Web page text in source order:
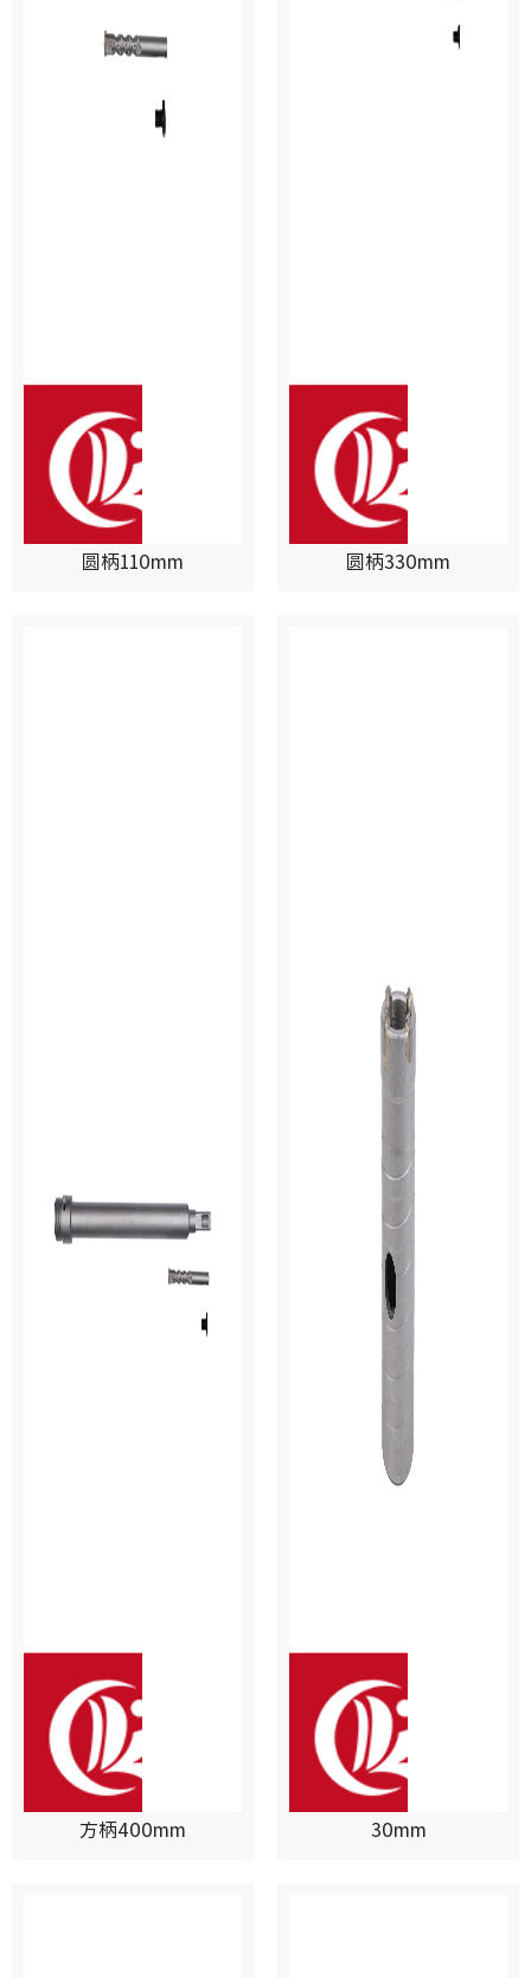
圆柄110mm 圆柄330mm
方柄400mm 30mm